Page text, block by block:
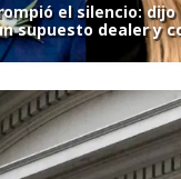
el silencio:
supuesto dealer y